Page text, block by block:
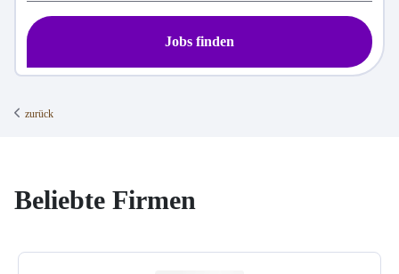
Jobs finden
zurück
Beliebte Firmen